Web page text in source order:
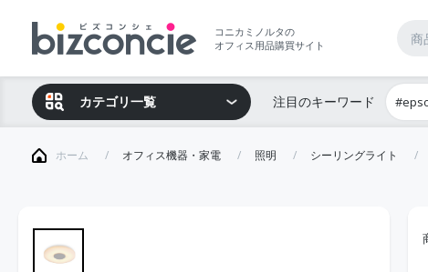
コニカミノルタの
オフィス用品購買サイト
カテゴリ一覧 注目のキーワード
ホーム オフィス機器・家電 照明 シーリングライト